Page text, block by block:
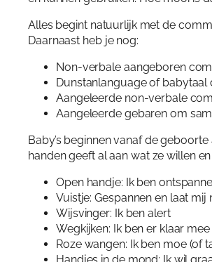
Alles begint natuurlijk met de
Daarnaast heb je nog:
Non-verbale aangeboren
Dunstanlanguage of
Aangeleerde non-verbale
Aangeleerde gebaren om
Baby’s beginnen vanaf de
handen geeft al aan wat ze willen
Open handje: Ik ben
Vuistje: Gespannen en laat mij
Wijsvinger: Ik ben alert
Wegkijken: Ik ben er klaar
Roze wangen: Ik ben moe (of
Handjes in de mond: Ik wil